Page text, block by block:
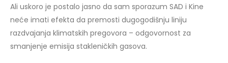
Ali uskoro je postalo jasno da sam sporazum SAD i Kine
neće imati efekta da premosti dugogodišnju liniju
razdvajanja klimatskih pregovora – odgovornost za
smanjenje emisija stakleničkih gasova.